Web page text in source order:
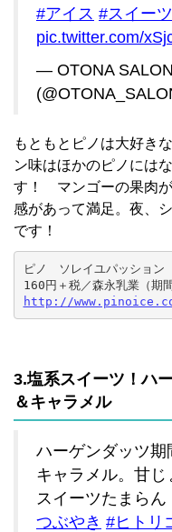
#アイス #スイーツ
pic.twitter.com/
— OTONA
もともとピノは大好き
ン味はほかのピノには
す！ マンゴーの果肉が
感があって満足。夜、
です！
ピノ　ソレイユパッション
http://
3.塩系スイーツ！ハ
＆キャラメル
ハーゲンダッツ期
キャラメル。甘
スイーツたまらん
つぶやき #ヒトリ